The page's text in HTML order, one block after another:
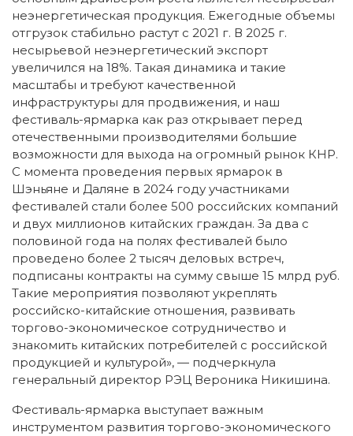
неэнергетическая продукция. Ежегодные объемы
отгрузок стабильно растут с 2021 г. В 2025 г.
несырьевой неэнергетический экспорт
увеличился на 18%. Такая динамика и такие
масштабы и требуют качественной
инфраструктуры для продвижения, и наш
фестиваль-ярмарка как раз открывает перед
отечественными производителями большие
возможности для выхода на огромный рынок КНР.
С момента проведения первых ярмарок в
Шэньяне и Даляне в 2024 году участниками
фестивалей стали более 500 российских компаний
и двух миллионов китайских граждан. За два с
половиной года на полях фестивалей было
проведено более 2 тысяч деловых встреч,
подписаны контракты на сумму свыше 15 млрд руб.
Такие мероприятия позволяют укреплять
российско-китайские отношения, развивать
торгово-экономическое сотрудничество и
знакомить китайских потребителей с российской
продукцией и культурой», — подчеркнула
генеральный директор РЭЦ Вероника Никишина.
Фестиваль-ярмарка выступает важным
инструментом развития торгово-экономического